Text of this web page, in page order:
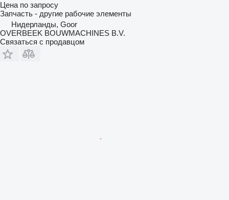
Цена по запросу
Запчасть - другие рабочие элементы
Нидерланды, Goor
OVERBEEK BOUWMACHINES B.V.
Связаться с продавцом